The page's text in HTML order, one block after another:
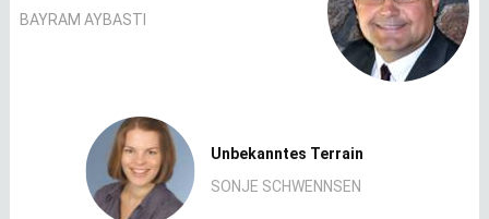
BAYRAM AYBASTI
Unbekanntes Terrain
SONJE SCHWENNSEN